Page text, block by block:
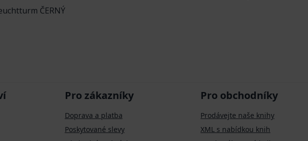
ČERNÝ
Pro zákazníky
Doprava a platba
Poskytované slevy
Pro obchodníky
Prodávejte naše knihy
XML s nabídkou knih